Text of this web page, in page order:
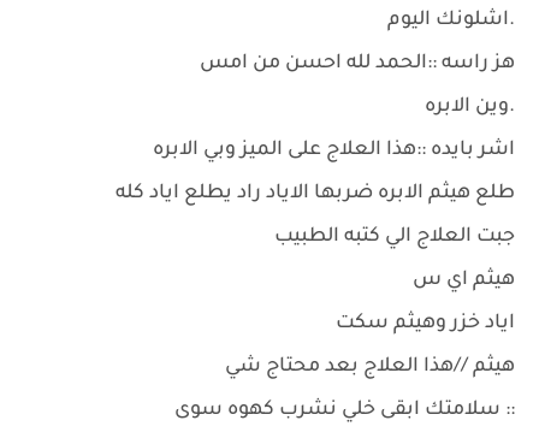
.اشلونك اليوم
هز راسه ::الحمد لله احسن من امس
.وين الابره
اشر بايده ::هذا العلاج على الميز وبي الابره
طلع هيثم الابره ضربها الاياد راد يطلع اياد كله
جبت العلاج الي كتبه الطبيب
هيثم اي س
اياد خزر وهيثم سكت
هيثم //هذا العلاج بعد محتاج شي
:: سلامتك ابقى خلي نشرب كهوه سوى